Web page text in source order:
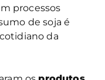
processos
de soja é
da